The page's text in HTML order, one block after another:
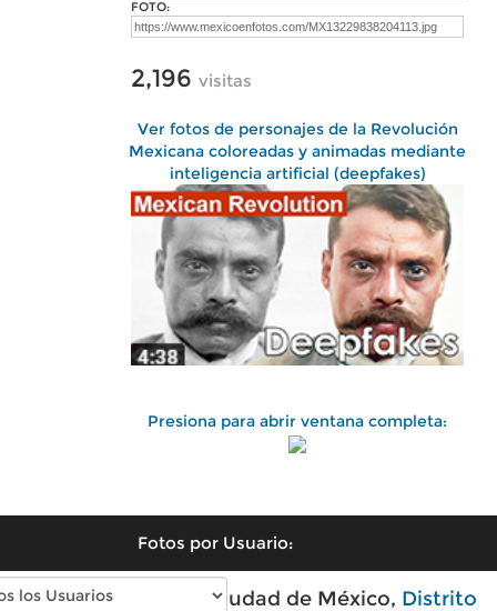
FOTO:
2,196 visitas
Ver fotos de personajes de la Revolución
Mexicana coloreadas y animadas mediante
inteligencia artificial (deepfakes)
Presiona para abrir ventana completa:
Fotos por Usuario:
Fotos antiguas de Ciudad de México, Distrito